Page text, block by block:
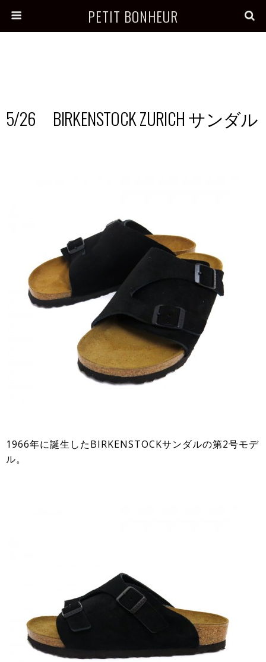
PETIT BONHEUR
5/26 BIRKENSTOCK ZURICH サンダル
1966年に誕生したBIRKENSTOCKサンダルの第2号モデ
ル。